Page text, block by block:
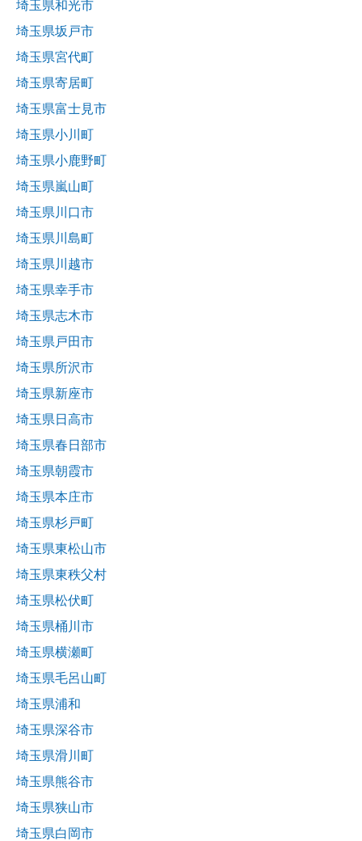
埼玉県和光市
埼玉県坂戸市
埼玉県宮代町
埼玉県寄居町
埼玉県富士見市
埼玉県小川町
埼玉県小鹿野町
埼玉県嵐山町
埼玉県川口市
埼玉県川島町
埼玉県川越市
埼玉県幸手市
埼玉県志木市
埼玉県戸田市
埼玉県所沢市
埼玉県新座市
埼玉県日高市
埼玉県春日部市
埼玉県朝霞市
埼玉県本庄市
埼玉県杉戸町
埼玉県東松山市
埼玉県東秩父村
埼玉県松伏町
埼玉県桶川市
埼玉県横瀬町
埼玉県毛呂山町
埼玉県浦和
埼玉県深谷市
埼玉県滑川町
埼玉県熊谷市
埼玉県狭山市
埼玉県白岡市